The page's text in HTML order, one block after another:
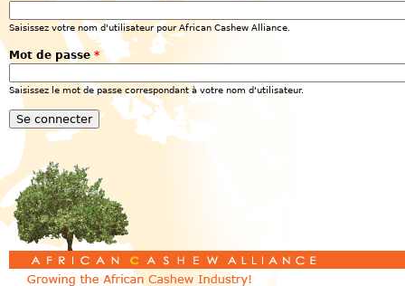
Saisissez votre nom d'utilisateur pour African Cashew Alliance.
Mot de passe *
Saisissez le mot de passe correspondant à votre nom d'utilisateur.